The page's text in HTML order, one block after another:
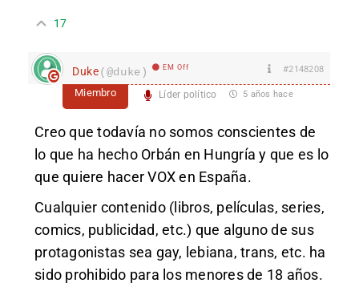
17
Duke(@duke) EM Off #2148208
Miembro Líder político 5 años hace
Creo que todavía no somos conscientes de
lo que ha hecho Orbán en Hungría y que es lo
que quiere hacer VOX en España.
Cualquier contenido (libros, películas, series,
comics, publicidad, etc.) que alguno de sus
protagonistas sea gay, lebiana, trans, etc. ha
sido prohibido para los menores de 18 años.